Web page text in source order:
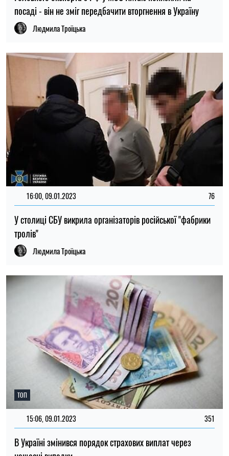
посаді - він не зміг передбачити вторгнення в Україну
Людмила Троїцька
16:00, 09.01.2023 76
У столиці СБУ викрила організаторів російської "фабрики
тролів"
Людмила Троїцька
ТОП
15:06, 09.01.2023 351
В Україні змінився порядок страхових виплат через